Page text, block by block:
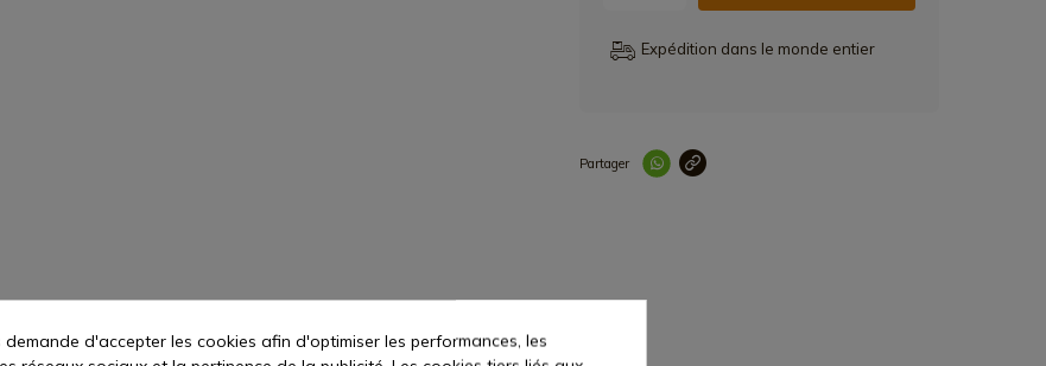
Expédition dans le monde entier
Partager
demande d'accepter les cookies afin d'optimiser les performances, les